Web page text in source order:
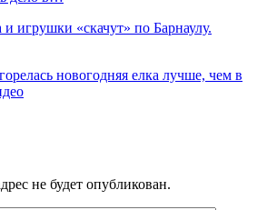
игрушки «скачут» по Барнаулу.
новогодняя елка лучше, чем в
не будет опубликован.